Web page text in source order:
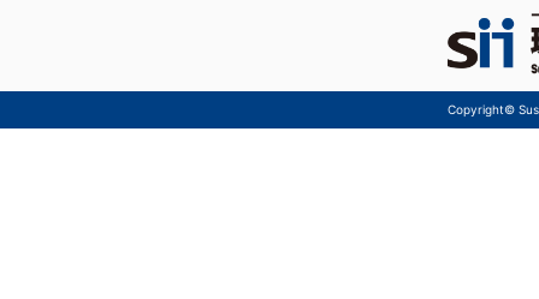
Copyright©